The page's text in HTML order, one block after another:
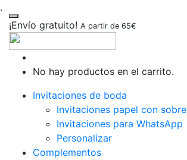
.
¡Envío gratuito! A partir de 65€
No hay productos en el carrito.
Invitaciones de boda
Invitaciones papel con sobre
Invitaciones para WhatsApp
Personalizar
Complementos